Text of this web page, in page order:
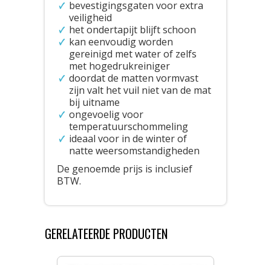
bevestigingsgaten voor extra
veiligheid
het ondertapijt blijft schoon
kan eenvoudig worden
gereinigd met water of zelfs
met hogedrukreiniger
doordat de matten vormvast
zijn valt het vuil niet van de mat
bij uitname
ongevoelig voor
temperatuurschommeling
ideaal voor in de winter of
natte weersomstandigheden
De genoemde prijs is inclusief
BTW.
GERELATEERDE PRODUCTEN